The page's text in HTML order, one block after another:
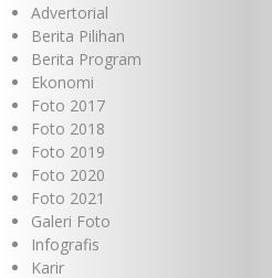
Advertorial
Berita Pilihan
Berita Program
Ekonomi
Foto 2017
Foto 2018
Foto 2019
Foto 2020
Foto 2021
Galeri Foto
Infografis
Karir